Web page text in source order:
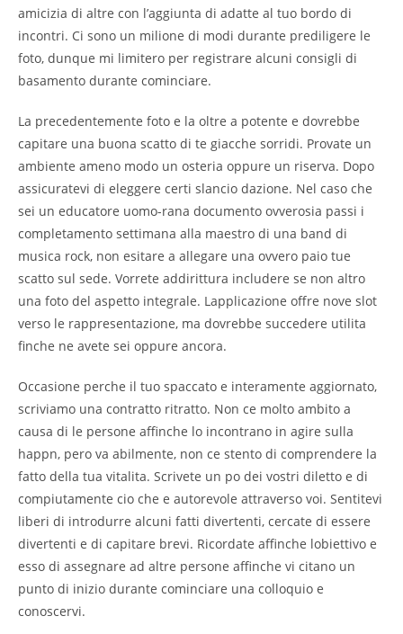
amicizia di altre con l’aggiunta di adatte al tuo bordo di
incontri. Ci sono un milione di modi durante prediligere le
foto, dunque mi limitero per registrare alcuni consigli di
basamento durante cominciare.
La precedentemente foto e la oltre a potente e dovrebbe
capitare una buona scatto di te giacche sorridi. Provate un
ambiente ameno modo un osteria oppure un riserva. Dopo
assicuratevi di eleggere certi slancio dazione. Nel caso che
sei un educatore uomo-rana documento ovverosia passi i
completamento settimana alla maestro di una band di
musica rock, non esitare a allegare una ovvero paio tue
scatto sul sede. Vorrete addirittura includere se non altro
una foto del aspetto integrale. Lapplicazione offre nove slot
verso le rappresentazione, ma dovrebbe succedere utilita
finche ne avete sei oppure ancora.
Occasione perche il tuo spaccato e interamente aggiornato,
scriviamo una contratto ritratto. Non ce molto ambito a
causa di le persone affinche lo incontrano in agire sulla
happn, pero va abilmente, non ce stento di comprendere la
fatto della tua vitalita. Scrivete un po dei vostri diletto e di
compiutamente cio che e autorevole attraverso voi. Sentitevi
liberi di introdurre alcuni fatti divertenti, cercate di essere
divertenti e di capitare brevi. Ricordate affinche lobiettivo e
esso di assegnare ad altre persone affinche vi citano un
punto di inizio durante cominciare una colloquio e
conoscervi.